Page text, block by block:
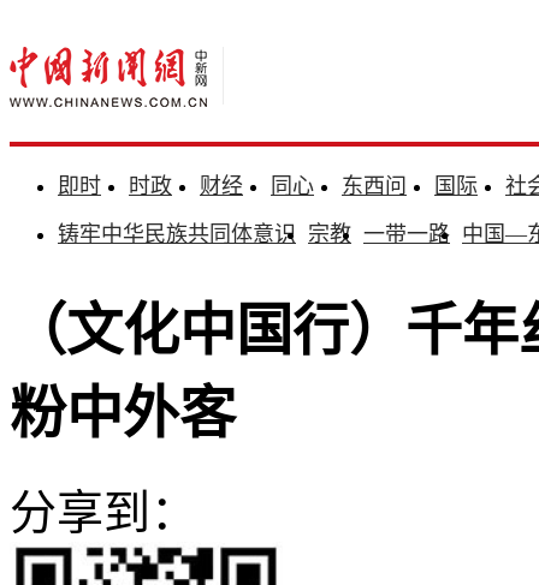
即时 时政 财经 同心 东西问 国际
社
铸牢中华民族共同体意识 宗教 一带一路 中国—
（文化中国行）千
粉中外客
分享到：